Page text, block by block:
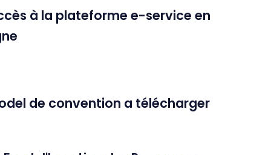
à la plateforme e-service en
de convention a télécharger